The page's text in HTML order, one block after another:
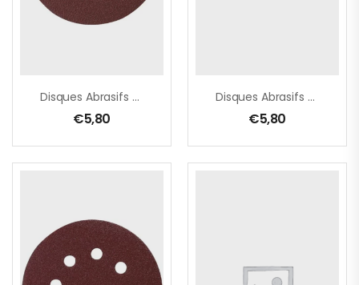
Disques Abrasifs Grain 180 Ø125 Mm Auto-Agrippant 8 Trous (bois/métal)
€5,80
Disques Abrasifs Grain 240 Ø125 Mm Auto-Agrippant 8 Trous (bois/métal)
€5,80